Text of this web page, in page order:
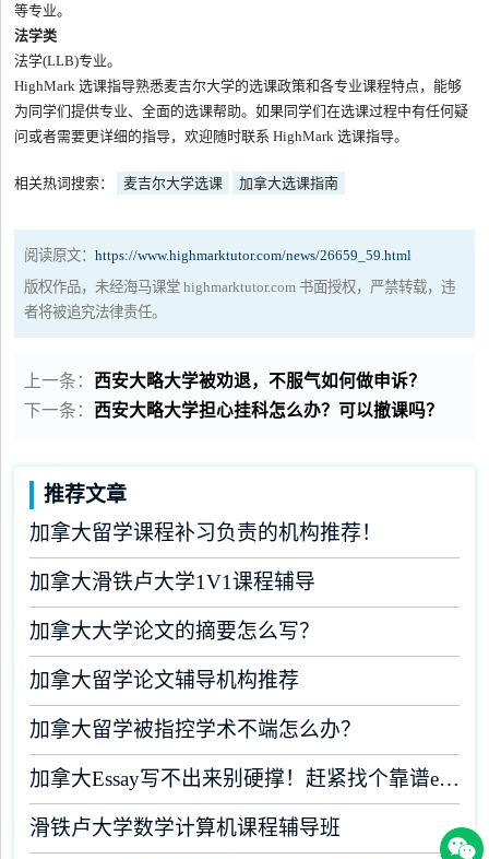
等专业。
法学类
法学(LLB)专业。
HighMark 选课指导熟悉麦吉尔大学的选课政策和各专业课程特点，能够
为同学们提供专业、全面的选课帮助。如果同学们在选课过程中有任何疑
问或者需要更详细的指导，欢迎随时联系 HighMark 选课指导。
相关热词搜索： 麦吉尔大学选课 加拿大选课指南
阅读原文：https://www.highmarktutor.com/news/26659_59.html
版权作品，未经海马课堂 highmarktutor.com 书面授权，严禁转载，违
者将被追究法律责任。
上一条： 西安大略大学被劝退，不服气如何做申诉？
下一条： 西安大略大学担心挂科怎么办？可以撤课吗？
推荐文章
加拿大留学课程补习负责的机构推荐！
加拿大滑铁卢大学1V1课程辅导
加拿大大学论文的摘要怎么写？
加拿大留学论文辅导机构推荐
加拿大留学被指控学术不端怎么办？
加拿大Essay写不出来别硬撑！赶紧找个靠谱essay机构
滑铁卢大学数学计算机课程辅导班